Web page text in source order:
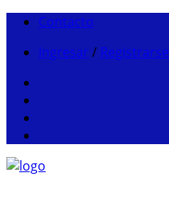
Contacto
Ingresar / Registrarse